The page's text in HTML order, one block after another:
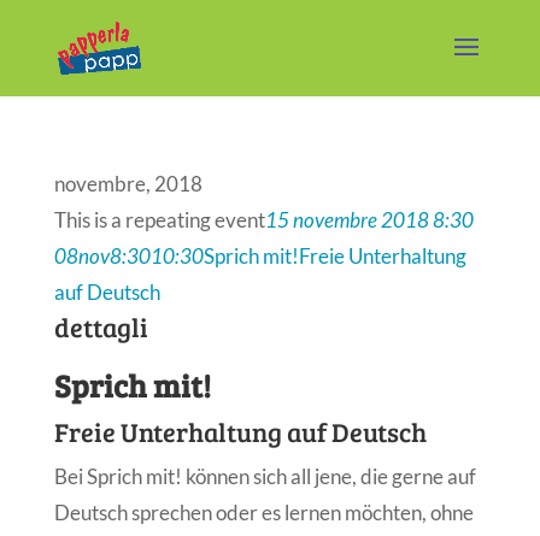
novembre, 2018
This is a repeating event15 novembre 2018 8:30
08nov8:3010:30Sprich mit!Freie Unterhaltung
auf Deutsch
dettagli
Sprich mit!
Freie Unterhaltung auf Deutsch
Bei Sprich mit! können sich all jene, die gerne auf
Deutsch sprechen oder es lernen möchten, ohne